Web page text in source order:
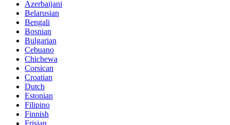
Azerbaijani
Belarusian
Bengali
Bosnian
Bulgarian
Cebuano
Chichewa
Corsican
Croatian
Dutch
Estonian
Filipino
Finnish